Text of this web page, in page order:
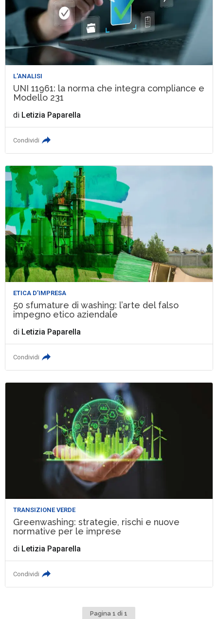
L'ANALISI
UNI 11961: la norma che integra compliance e
Modello 231
di Letizia Paparella
Condividi
ETICA D’IMPRESA
50 sfumature di washing: l’arte del falso
impegno etico aziendale
di Letizia Paparella
Condividi
TRANSIZIONE VERDE
Greenwashing: strategie, rischi e nuove
normative per le imprese
di Letizia Paparella
Condividi
Pagina 1 di 1